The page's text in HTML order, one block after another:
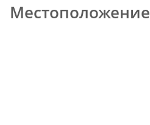
Местоположение